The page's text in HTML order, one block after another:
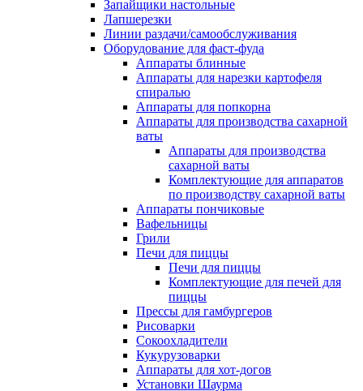
Запайщики настольные
Лапшерезки
Линии раздачи/самообслуживания
Оборудование для фаст-фуда
Аппараты блинные
Аппараты для нарезки картофеля
спиралью
Аппараты для попкорна
Аппараты для производства сахарной
ваты
Аппараты для производства
сахарной ваты
Комплектующие для аппаратов
по производству сахарной ваты
Аппараты пончиковые
Вафельницы
Грили
Печи для пиццы
Печи для пиццы
Комплектующие для печей для
пиццы
Прессы для гамбургеров
Рисоварки
Сокоохладители
Кукурузоварки
Аппараты для хот-догов
Установки Шаурма